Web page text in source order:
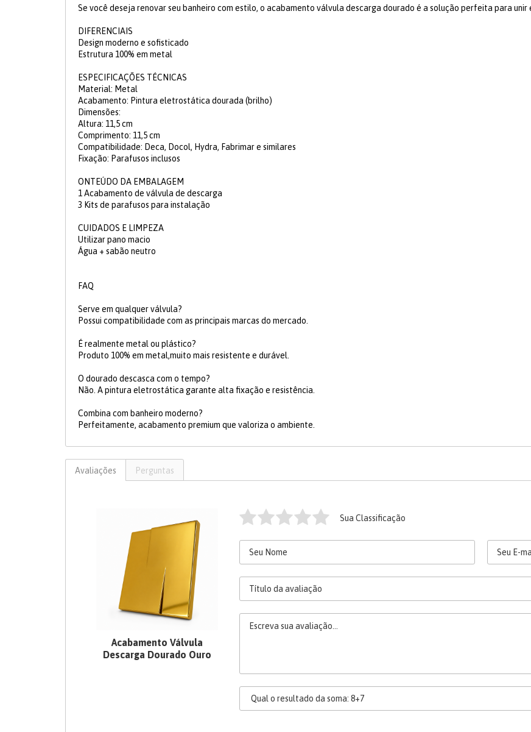
Se você deseja renovar seu banheiro com estilo, o acabamento válvula descarga dourado é a solução perfeita para
DIFERENCIAIS
Design moderno e sofisticado
Estrutura 100% em metal
ESPECIFICAÇÕES TÉCNICAS
Material: Metal
Acabamento: Pintura eletrostática dourada (brilho)
Dimensões:
Altura: 11,5 cm
Comprimento: 11,5 cm
Compatibilidade: Deca, Docol, Hydra, Fabrimar e similares
Fixação: Parafusos inclusos
ONTEÚDO DA EMBALAGEM
1 Acabamento de válvula de descarga
3 Kits de parafusos para instalação
CUIDADOS E LIMPEZA
Utilizar pano macio
Água + sabão neutro
FAQ
Serve em qualquer válvula?
Possui compatibilidade com as principais marcas do mercado.
É realmente metal ou plástico?
Produto 100% em metal,muito mais resistente e durável.
O dourado descasca com o tempo?
Não. A pintura eletrostática garante alta fixação e resistência.
Combina com banheiro moderno?
Perfeitamente, acabamento premium que valoriza o ambiente.
Avaliações Perguntas
Acabamento Válvula
Descarga Dourado Ouro
Sua Classificação